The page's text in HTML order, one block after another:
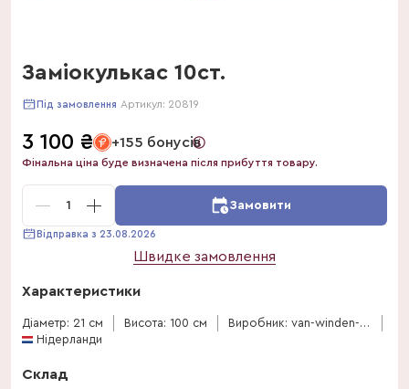
Заміокулькас 10ст.
Під замовлення Артикул: 20819
3 100 ₴ +155 бонусів
Фінальна ціна буде визначена після прибуття товару.
1 Замовити
Відправка з 23.08.2026
Швидке замовлення
Характеристики
Діаметр: 21 см Висота: 100 см
Виробник: van-winden-erica
Нідерланди
Склад